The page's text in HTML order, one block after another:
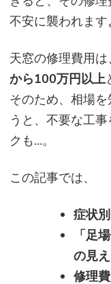
不安に襲われます
天窓の修理費用は、
から100万円以上
そのため、相場
うと、不要な工
クも…。
この記事では、
症状
「足
の見
修理